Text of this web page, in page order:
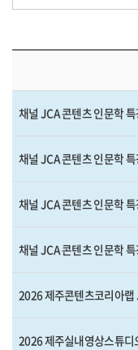
채널 JCA 콘텐츠 인문학
채널 JCA 콘텐츠 인문학
채널 JCA 콘텐츠 인문학
채널 JCA 콘텐츠 인문학
2026 제주콘텐츠코리아랩
2026 제주실내영상스튜디